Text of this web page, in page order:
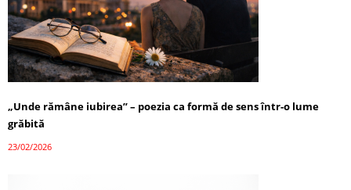
„Unde rămâne iubirea” – poezia ca formă de sens într-o lume
grăbită
23/02/2026